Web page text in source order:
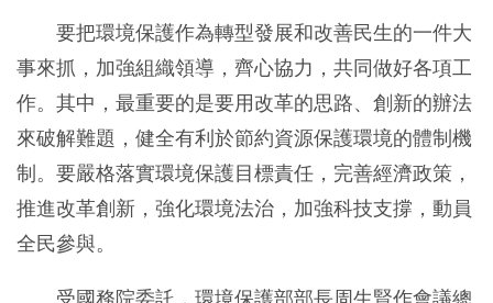
要把環境保護作為轉型發展和改善民生的一件大
事來抓，加強組織領導，齊心協力，共同做好各項工
作。其中，最重要的是要用改革的思路、創新的辦法
來破解難題，健全有利於節約資源保護環境的體制機
制。要嚴格落實環境保護目標責任，完善經濟政策，
推進改革創新，強化環境法治，加強科技支撐，動員
全民參與。
受國務院委託，環境保護部部長周生賢作會議總